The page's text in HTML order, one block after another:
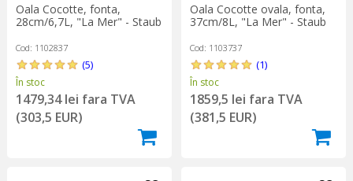
Oala Cocotte, fonta,
28cm/6,7L, "La Mer" - Staub
Cod: 1102837
(5)
În stoc
1479,34 lei fara TVA
(303,5 EUR)
Oala Cocotte ovala, fonta,
37cm/8L, "La Mer" - Staub
Cod: 1103737
(1)
În stoc
1859,5 lei fara TVA
(381,5 EUR)